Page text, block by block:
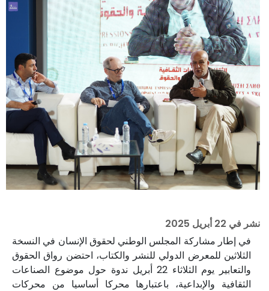
نشر في 22 أبريل 2025
في إطار مشاركة المجلس الوطني لحقوق الإنسان في النسخة
الثلاثين للمعرض الدولي للنشر والكتاب، احتضن رواق الحقوق
والتعابير يوم الثلاثاء 22 أبريل ندوة حول موضوع الصناعات
الثقافية والإبداعية، باعتبارها محركا أساسيا من محركات